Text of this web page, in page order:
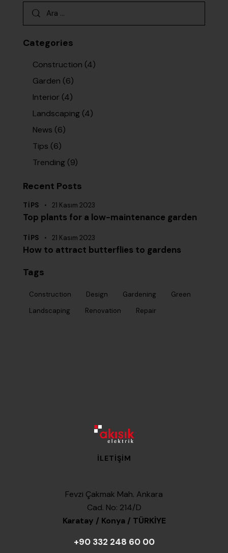
Categories
Construction (4)
Garden (6)
Interior (4)
Landscaping (4)
News (6)
Tips (6)
Trending (9)
Recent Posts
TIPS 21 Kasım 2023
Top plants for a low-maintenance garden
TIPS 21 Kasım 2023
How to attract butterflies to gardens
Tags
Construction Design Gardening
Green
Landscaping
Renovation Repair
İLETIŞIM
Fevzi Çakmak Mah. Ankara
Cad. No: 214/D
Karatay / Konya / TÜRKİYE
+90 332 248 60 00